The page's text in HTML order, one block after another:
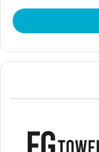
أمام الجنيه
15.68 إلى 15.73 جنيه، داخل البنوك العاملة